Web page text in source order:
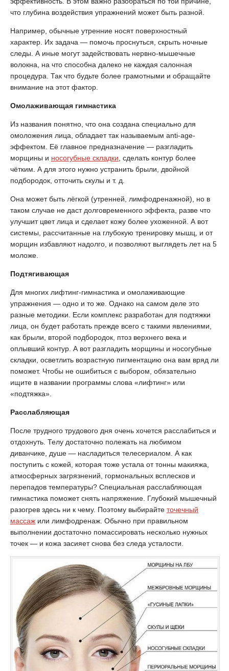
что глубина воздействия упражнений может быть разной.
Например, обычные утренние носят поверхностный
характер. Их задача — помочь проснуться, скрыть ночные
следы. А иные могут задействовать нервно-мышечные
волокна, на что способна далеко не каждая салонная
процедура. Так что будьте более грамотными и обращайте
внимание на этот фактор.
Омолаживающая гимнастика
Из названия понятно, что она создана специально для
омоложения лица, обладает так называемым anti-age-
эффектом. Её главное предназначение — разгладить
морщины и носогубные складки, сделать контур более
чётким. А для этого нужно устранить брыли, двойной
подбородок, отточить скулы и т. д.
Она может быть лёгкой (утренней, лимфодренажной), но в
таком случае не даст долговременного эффекта, разве что
улучшит цвет лица и сделает кожу более ухоженной. А вот
системы, рассчитанные на глубокую тренировку мышц, и от
морщин избавляют надолго, и позволяют выглядеть лет на 5
моложе.
Подтягивающая
Для многих лифтинг-гимнастика и омолаживающие
упражнения — одно и то же. Однако на самом деле это
разные методики. Если комплекс разработан для подтяжки
лица, он будет работать прежде всего с такими явлениями,
как брыли, второй подбородок, птоз верхнего века и
оплывший контур. А вот разгладить морщины и носогубные
складки, осветлить возрастную пигментацию она вам вряд ли
поможет. Чтобы не ошибиться с выбором, обязательно
ищите в названии программы слова «лифтинг» или
«подтяжка».
Расслабляющая
После трудного трудового дня очень хочется расслабиться и
отдохнуть. Телу достаточно полежать на любимом
диванчике, душе — насладиться телесериалом. А как
поступить с кожей, которая тоже устала от тонны макияжа,
атмосферных загрязнений, гормональных всплесков и
перепадов температуры? Специальная расслабляющая
гимнастика поможет снять напряжение. Глубокий мышечный
разогрев здесь ни к чему. Поэтому выбирайте точечный
массаж или лимфодренаж. Обычно при правильном
выполнении достаточно помассировать несколько нужных
точек — и кожа засияет снова без следа усталости.